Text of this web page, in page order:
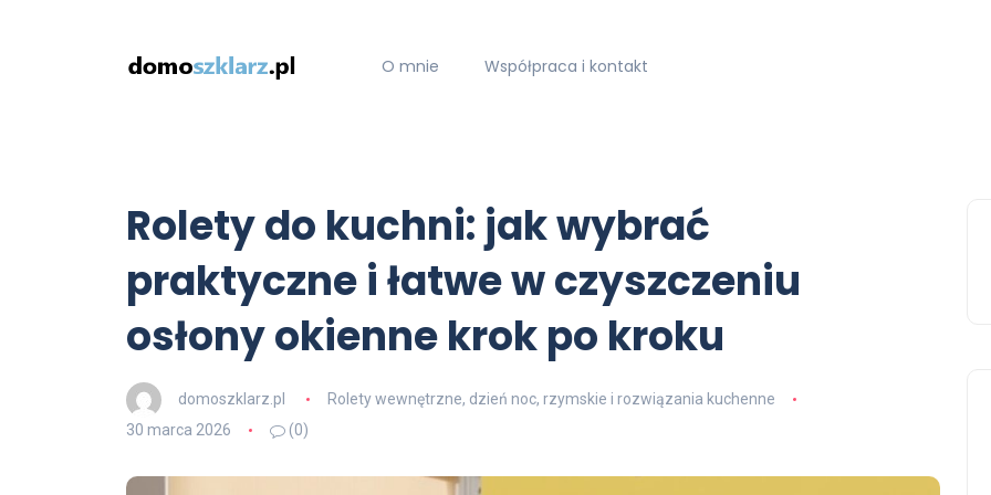
O mnie Współpraca i kontakt
Rolety do kuchni: jak wybrać
praktyczne i łatwe w czyszczeniu
osłony okienne krok po kroku
domoszklarz.pl
Rolety wewnętrzne, dzień noc, rzymskie i rozwiązania kuchenne
30 marca 2026
(0)